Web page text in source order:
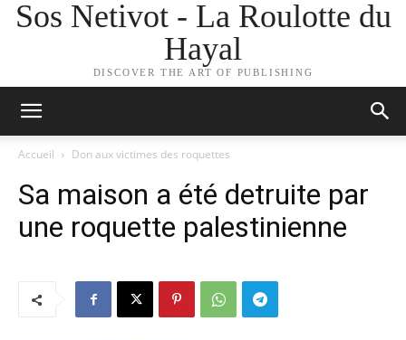
Sos Netivot - La Roulotte du
Hayal
DISCOVER THE ART OF PUBLISHING
Accueil Don aux victimes des roquettes
Sa maison a été detruite par
une roquette palestinienne